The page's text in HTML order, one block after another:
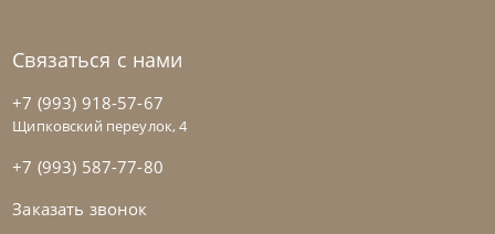
Noctis
Связаться с нами
+7 (993) 918-57-67
Щипковский переулок, 4
+7 (993) 587-77-80
Заказать звонок